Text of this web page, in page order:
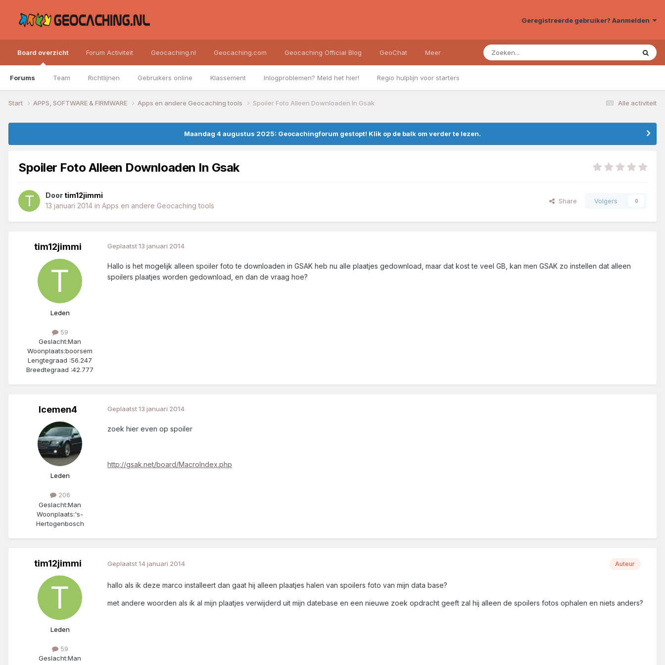
Geregistreerde gebruiker? Aanmelden
Board overzicht
Forums Team Richtlijnen Gebruikers online Klassement Inlogproblemen? Meld het hier! Regio hulplijn voor starters
Forum Activiteit Geocaching.nl Geocaching.com Geocaching Official Blog GeoChat Meer
Alle activiteit
Start APPS, SOFTWARE & FIRMWARE Apps en andere Geocaching tools Spoiler Foto Alleen Downloaden In Gsak
Maandag 4 augustus 2025: Geocachingforum gestopt! Klik op de balk om verder te lezen.
Spoiler Foto Alleen Downloaden In Gsak
Door tim12jimmi
13 januari 2014 in Apps en andere Geocaching tools
Share Volgers 0
tim12jimmi
Leden
59
Geslacht:Man
Woonplaats:boorsem
Lengtegraad :56.247
Breedtegraad :42.777
Geplaatst13 januari 2014
Hallo is het mogelijk alleen spoiler foto te downloaden in GSAK heb nu alle plaatjes gedownload, maar dat kost te veel GB, kan men GSAK zo instellen dat alleen
spoilers plaatjes worden gedownload, en dan de vraag hoe?
Icemen4
Leden
206
Geslacht:Man
Woonplaats:'s-
Hertogenbosch
Geplaatst13 januari 2014
zoek hier even op spoiler
http://gsak.net/board/MacroIndex.php
tim12jimmi
Leden
59
Geslacht:Man
Auteur
Geplaatst14 januari 2014
hallo als ik deze marco installeert dan gaat hij alleen plaatjes halen van spoilers foto van mijn data base?
met andere woorden als ik al mijn plaatjes verwijderd uit mijn datebase en een nieuwe zoek opdracht geeft zal hij alleen de spoilers fotos ophalen en niets anders?